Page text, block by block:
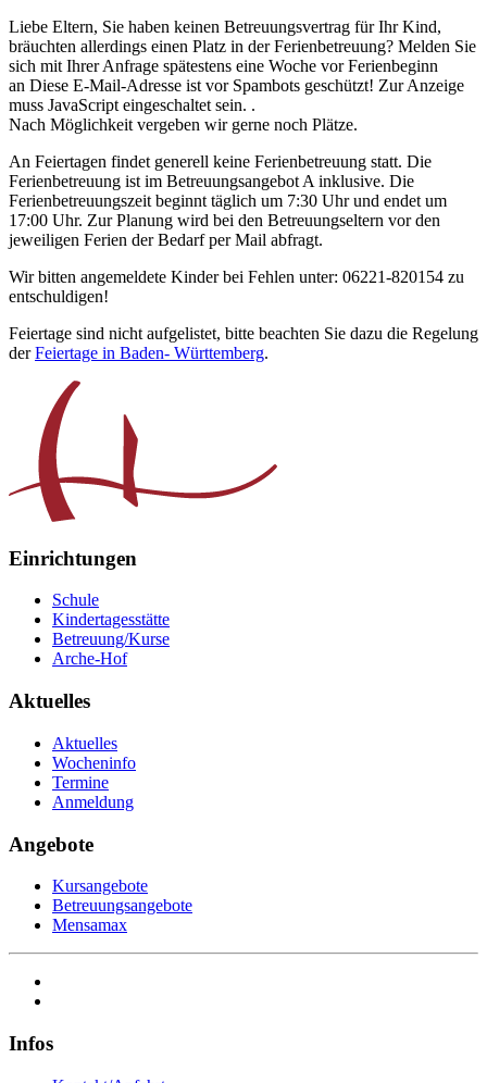
Liebe Eltern, Sie haben keinen Betreuungsvertrag für Ihr Kind,
bräuchten allerdings einen Platz in der Ferienbetreuung? Melden Sie
sich mit Ihrer Anfrage spätestens eine Woche vor Ferienbeginn
an Diese E-Mail-Adresse ist vor Spambots geschützt! Zur Anzeige
muss JavaScript eingeschaltet sein. .
Nach Möglichkeit vergeben wir gerne noch Plätze.
An Feiertagen findet generell keine Ferienbetreuung statt. Die
Ferienbetreuung ist im Betreuungsangebot A inklusive. Die
Ferienbetreuungszeit beginnt täglich um 7:30 Uhr und endet um
17:00 Uhr. Zur Planung wird bei den Betreuungseltern vor den
jeweiligen Ferien der Bedarf per Mail abfragt.
Wir bitten angemeldete Kinder bei Fehlen unter: 06221-820154 zu
entschuldigen!
Feiertage sind nicht aufgelistet, bitte beachten Sie dazu die Regelung
derFeiertage in Baden- Württemberg.
Einrichtungen
Schule
Kindertagesstätte
Betreuung/Kurse
Arche-Hof
Aktuelles
Aktuelles
Wocheninfo
Termine
Anmeldung
Angebote
Kursangebote
Betreuungsangebote
Mensamax
Infos